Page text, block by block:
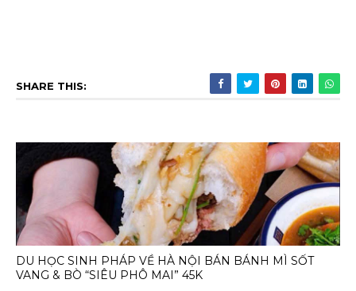
SHARE THIS:
DU HỌC SINH PHÁP VỀ HÀ NỘI BÁN BÁNH MÌ SỐT
VANG & BÒ “SIÊU PHÔ MAI” 45K